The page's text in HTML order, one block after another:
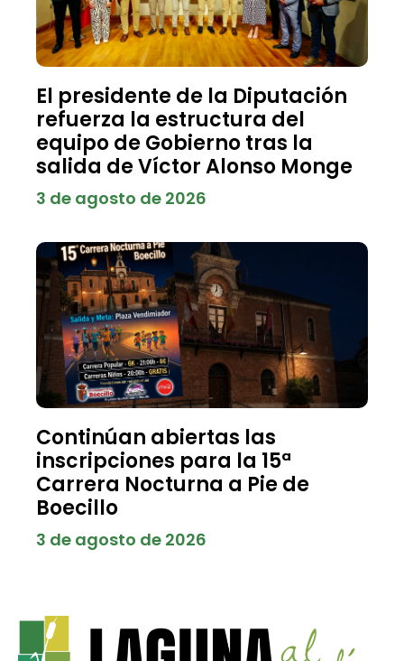
El presidente de la Diputación
refuerza la estructura del
equipo de Gobierno tras la
salida de Víctor Alonso Monge
3 de agosto de 2026
Continúan abiertas las
inscripciones para la 15ª
Carrera Nocturna a Pie de
Boecillo
3 de agosto de 2026